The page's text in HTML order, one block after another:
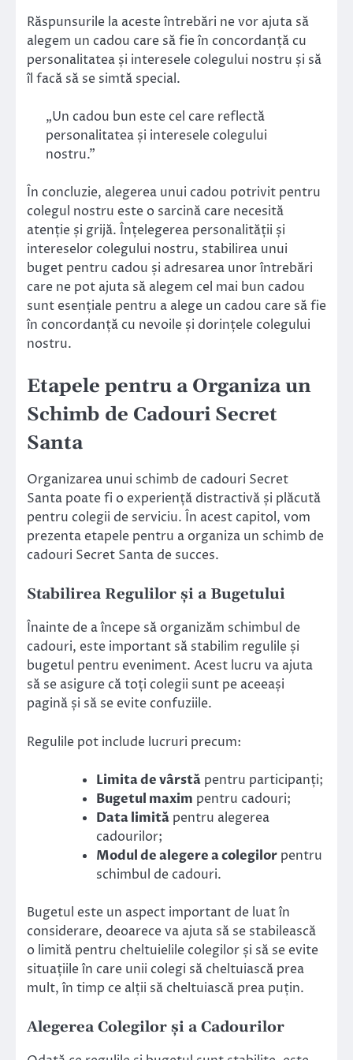
Răspunsurile la aceste întrebări ne vor ajuta să
alegem un cadou care să fie în concordanță cu
personalitatea și interesele colegului nostru și să
îl facă să se simtă special.
„Un cadou bun este cel care reflectă
personalitatea și interesele colegului
nostru.”
În concluzie, alegerea unui cadou potrivit pentru
colegul nostru este o sarcină care necesită
atenție și grijă. Înțelegerea personalității și
intereselor colegului nostru, stabilirea unui
buget pentru cadou și adresarea unor întrebări
care ne pot ajuta să alegem cel mai bun cadou
sunt esențiale pentru a alege un cadou care să fie
în concordanță cu nevoile și dorințele colegului
nostru.
Etapele pentru a Organiza un
Schimb de Cadouri Secret
Santa
Organizarea unui schimb de cadouri Secret
Santa poate fi o experiență distractivă și plăcută
pentru colegii de serviciu. În acest capitol, vom
prezenta etapele pentru a organiza un schimb de
cadouri Secret Santa de succes.
Stabilirea Regulilor și a Bugetului
Înainte de a începe să organizăm schimbul de
cadouri, este important să stabilim regulile și
bugetul pentru eveniment. Acest lucru va ajuta
să se asigure că toți colegii sunt pe aceeași
pagină și să se evite confuziile.
Regulile pot include lucruri precum:
Limita de vârstă pentru participanți;
Bugetul maxim pentru cadouri;
Data limită pentru alegerea
cadourilor;
Modul de alegere a colegilor pentru
schimbul de cadouri.
Bugetul este un aspect important de luat în
considerare, deoarece va ajuta să se stabilească
o limită pentru cheltuielile colegilor și să se evite
situațiile în care unii colegi să cheltuiască prea
mult, în timp ce alții să cheltuiască prea puțin.
Alegerea Colegilor și a Cadourilor